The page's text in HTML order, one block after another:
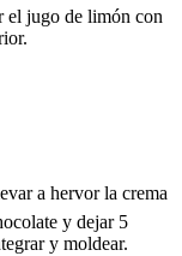
el jugo de limón con
a hervor la crema
y dejar 5
y moldear.